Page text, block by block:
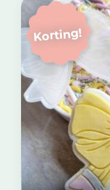
Korting!